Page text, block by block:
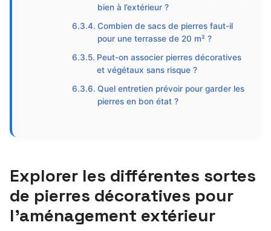
bien à l’extérieur ?
Combien de sacs de pierres faut-il
pour une terrasse de 20 m² ?
Peut-on associer pierres décoratives
et végétaux sans risque ?
Quel entretien prévoir pour garder les
pierres en bon état ?
Explorer les différentes sortes
de pierres décoratives pour
l’aménagement extérieur